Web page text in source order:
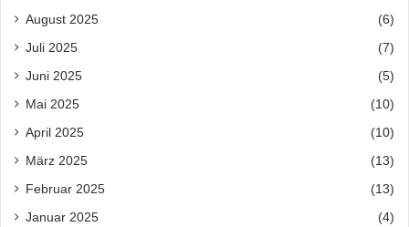
August 2025 (6)
Juli 2025 (7)
Juni 2025 (5)
Mai 2025 (10)
April 2025 (10)
März 2025 (13)
Februar 2025 (13)
Januar 2025 (4)